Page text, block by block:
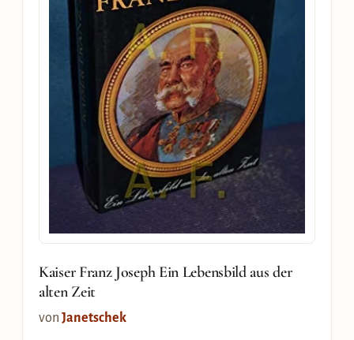
Kaiser Franz Joseph Ein Lebensbild aus der
alten Zeit
von Janetschek